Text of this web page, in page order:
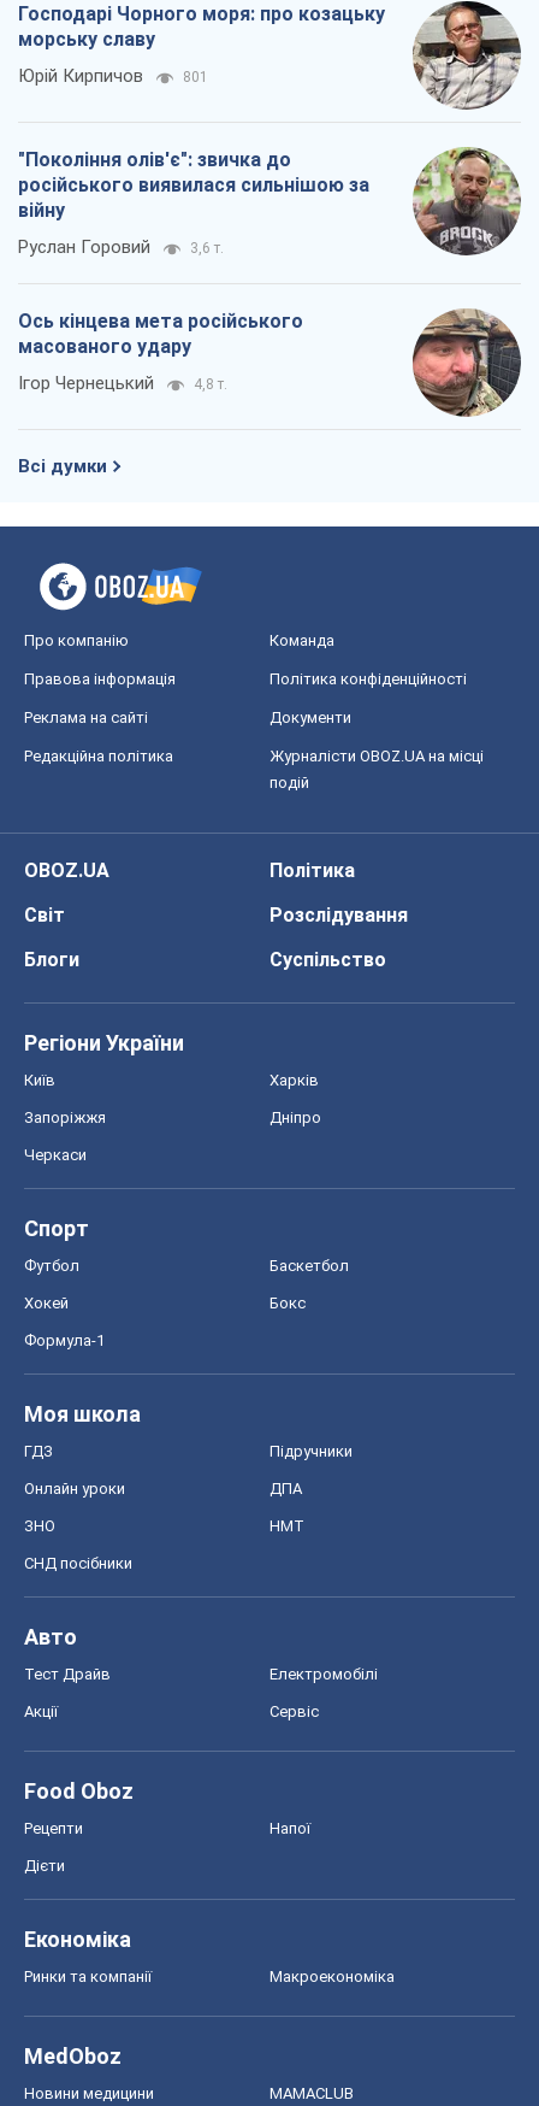
Господарі Чорного моря: про козацьку
морську славу
Юрій Кирпичов 801
"Покоління олів'є": звичка до
російського виявилася сильнішою за
війну
Руслан Горовий 3,6 т.
Ось кінцева мета російського
масованого удару
Ігор Чернецький 4,8 т.
Всі думки
Про компанію Команда
Правова інформація Політика конфіденційності
Реклама на сайті Документи
Редакційна політика
Журналісти OBOZ.UA на місці
подій
OBOZ.UA
Політика
Світ
Розслідування
Блоги
Суспільство
Регіони України
Київ Харків
Запоріжжя Дніпро
Черкаси
Спорт
Футбол Баскетбол
Хокей Бокс
Формула-1
Моя школа
ГДЗ Підручники
Онлайн уроки ДПА
ЗНО НМТ
СНД посібники
Авто
Тест Драйв Електромобілі
Акції Сервіс
Food Oboz
Рецепти Напої
Дієти
Економіка
Ринки та компанії Макроекономіка
MedOboz
Новини медицини MAMACLUB